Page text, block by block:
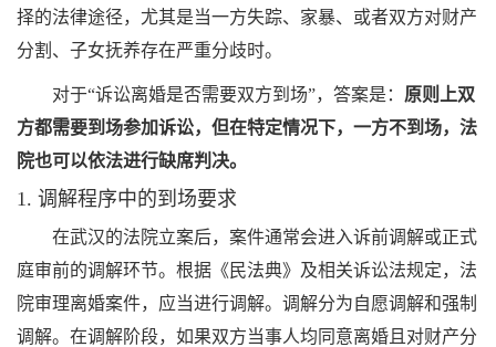
择的法律途径，尤其是当一方失踪、家暴、或者双方对财产
分割、子女抚养存在严重分歧时。
对于“诉讼离婚是否需要双方到场”，答案是： 原则上双
方都需要到场参加诉讼，但在特定情况下，一方不到场，法
院也可以依法进行缺席判决。
1. 调解程序中的到场要求
在武汉的法院立案后，案件通常会进入诉前调解或正式
庭审前的调解环节。根据《民法典》及相关诉讼法规定，法
院审理离婚案件，应当进行调解。调解分为自愿调解和强制
调解。在调解阶段，如果双方当事人均同意离婚且对财产分